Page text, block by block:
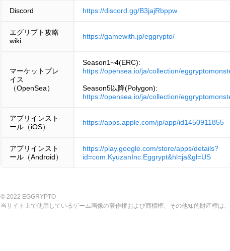
Discord https://discord.gg/B3jajRbppw
エグリプト攻略
wiki
https://gamewith.jp/eggrypto/
マーケットプレ
イス
（OpenSea）
Season1~4(ERC):
https://opensea.io/ja/collection/
Season5以降(Polygon):
https://opensea.io/ja/collection/
アプリインスト
ール（iOS）
https://apps.apple.com/jp/app/id1450911855
アプリインスト
ール（Android）
https://play.google.com/store/apps/details?
id=com.KyuzanInc.Eggrypt&hl=ja&gl=US
© 2022 EGGRYPTO
当サイト上で使用しているゲーム画像の著作権および商標権、その他知的財産権は